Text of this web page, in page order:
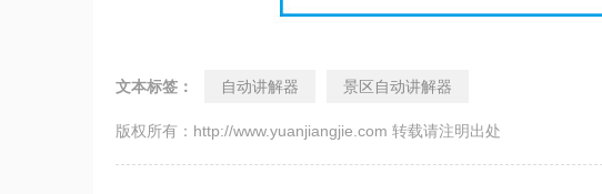
文本标签： 自动讲解器 景区自动讲解器
版权所有：http://www.yuanjiangjie.com 转载请注明出处